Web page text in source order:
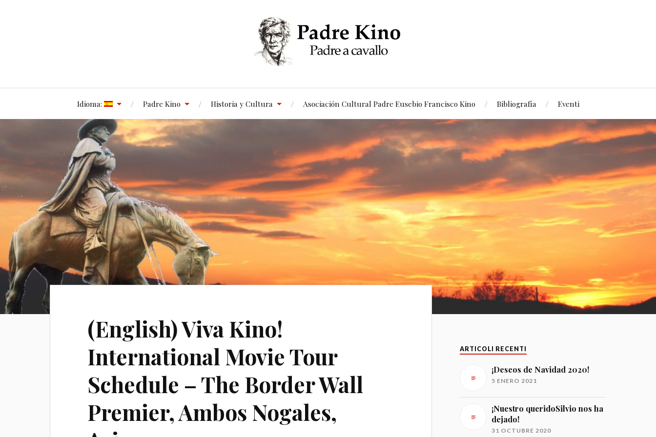
Idioma: Padre Kino Historia y Cultura Asociación Cultural Padre Eusebio Francisco Kino Bibliografía Eventi
(English) Viva Kino!
International Movie Tour
Schedule – The Border Wall
Premier, Ambos Nogales,
ARTICOLI RECENTI
¡Deseos de Navidad 2020!
5 ENERO 2021
¡Nuestro queridoSilvio nos ha
dejado!
31 OCTUBRE 2020